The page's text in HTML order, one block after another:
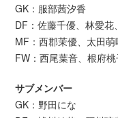
GK：服部茜汐香
DF：佐藤千優、林愛
MF：西郡茉優、太田
FW：西尾葉音、根府
サブメンバー
GK：野田にな